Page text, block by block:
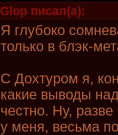
Glop писал(а):
Я глубоко
только в блэк-
С Дохтуром я,
какие выводы
честно. Ну,
у меня, весьма